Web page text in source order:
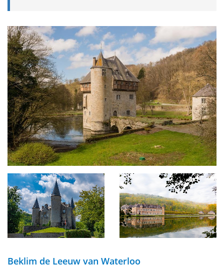
Beklim de Leeuw van Waterloo